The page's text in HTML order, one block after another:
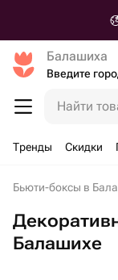
Балашиха
Найти
Тренды Скидки
Бьюти-боксы в
Балашихе